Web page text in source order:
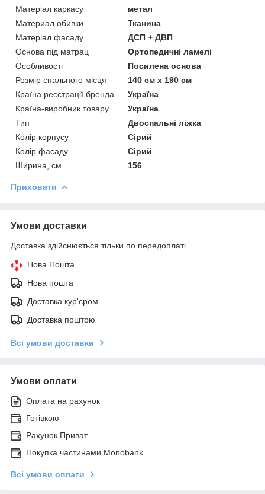
Матеріал каркасу
метал
Материал обивки
Тканина
Матеріал фасаду
ДСП + ДВП
Основа під матрац
Ортопедичні ламелі
Особливості
Посилена основа
Розмір спального місця
140 см х 190 см
Країна реєстрації бренда
Україна
Країна-виробник товару
Україна
Тип
Двоспальні ліжка
Колір корпусу
Сірий
Колір фасаду
Сірий
Ширина, см
156
Приховати
Умови доставки
Доставка здійснюється тільки по передоплаті.
Нова Пошта
Нова пошта
Доставка кур'єром
Доставка поштою
Всі умови доставки
Умови оплати
Оплата на рахунок
Готівкою
Рахунок Приват
Покупка частинами Monobank
Всі умови оплати